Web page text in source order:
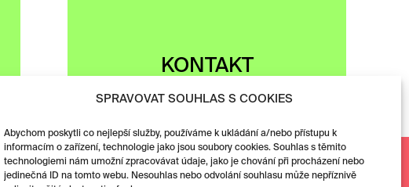
SPRAVOVAT SOUHLAS S COOKIES
Abychom poskytli co nejlepší služby, používáme k ukládání a/nebo přístupu k
informacím o zařízení, technologie jako jsou soubory cookies. Souhlas s těmito
technologiemi nám umožní zpracovávat údaje, jako je chování při procházení nebo
jedinečná ID na tomto webu. Nesouhlas nebo odvolání souhlasu může nepříznivě
KONTAKT
Facebook